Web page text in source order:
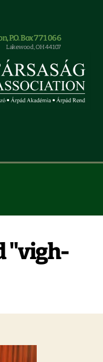
P.O. Box 771066
Lakewood, OH 44107
"vigh-